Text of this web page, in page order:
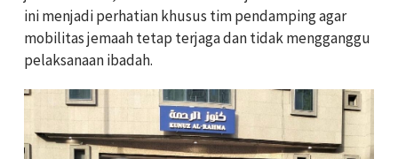
ini menjadi perhatian khusus tim pendamping agar
mobilitas jemaah tetap terjaga dan tidak mengganggu
pelaksanaan ibadah.